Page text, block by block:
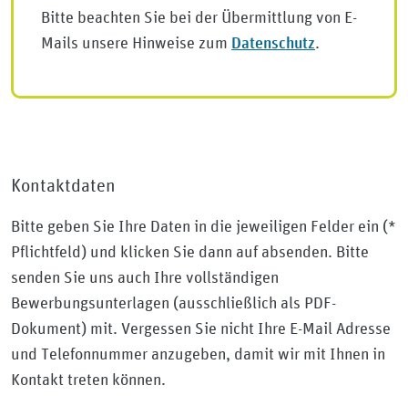
Bitte beachten Sie bei der Übermittlung von E-
Mails unsere Hinweise zum Datenschutz.
Kontaktdaten
Bitte geben Sie Ihre Daten in die jeweiligen Felder ein (*
Pflichtfeld) und klicken Sie dann auf absenden. Bitte
senden Sie uns auch Ihre vollständigen
Bewerbungsunterlagen (ausschließlich als PDF-
Dokument) mit. Vergessen Sie nicht Ihre E-Mail Adresse
und Telefonnummer anzugeben, damit wir mit Ihnen in
Kontakt treten können.